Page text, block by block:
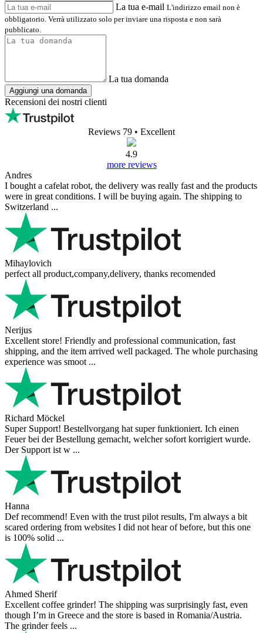
La tua e-mail L'indirizzo email non è
obbligatorio. Verrà utilizzato solo per inviare una risposta e non sarà
pubblicato.
La tua domanda
Aggiungi una domanda
Recensioni dei nostri clienti
Reviews 79 • Excellent
4.9
more reviews
Andres
I bought a cafelat robot, the delivery was really fast and the products
were in great conditions. I will be buying again. The shipping to
Switzerland ...
Mihaylovich
perfect all product,company,delivery, thanks recomended
Nerijus
Excellent store! Friendly and professional communication, fast
shipping, and the item arrived well packaged. The whole purchasing
experience was smoot ...
Richard Möckel
Super Support! Bestellvorgang hat super funktioniert. Ich einen
Feuer bei der Bestellung gemacht, welcher sofort korrigiert wurde.
Der Support ist w ...
Hanna
Def recommend! Even with the trust pilot results, I'm always a bit
scared ordering from websites I did not hear of before, but this one
is 100% solid ...
Ahmed Sherif
Excellent coffee grinder! The shipping was surprisingly fast, even
though I’m in Greece and the store is based in Romania/Austria.
The grinder feels ...